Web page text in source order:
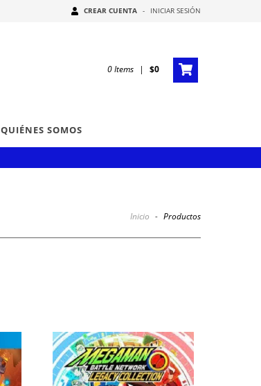
CREAR CUENTA - INICIAR SESIÓN
0Items | $0
QUIÉNES SOMOS
Inicio - Productos